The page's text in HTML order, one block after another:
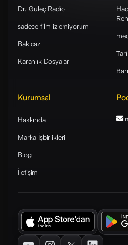
Dr. Güleç Radio
sadece film izlemiyorum
Bakıcaz
Karanlık Dosyalar
Kurumsal
Hakkında
Marka İşbirlikleri
Blog
İletişim